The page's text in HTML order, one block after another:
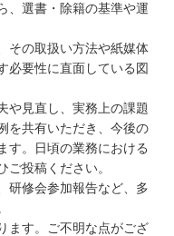
、選書・除籍の基準や運
その取扱い方法や紙媒体
必要性に直面している図
や見直し、実務上の課題
を共有いただき、今後の
す。日頃の業務における
ご投稿ください。
研修会参加報告など、多
ます。ご不明な点がござ